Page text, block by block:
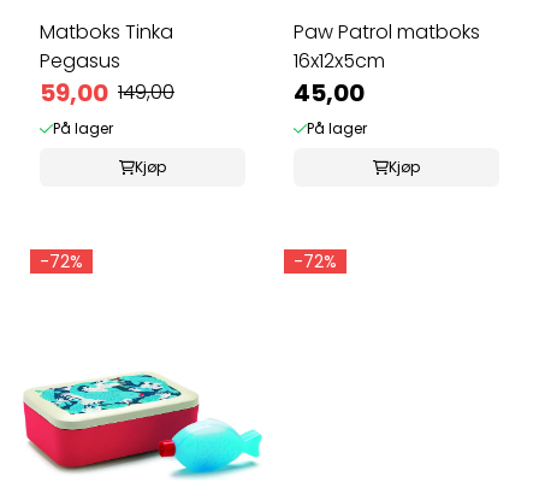
Matboks Tinka
Pegasus
59,00 149,00
På lager
Kjøp
Paw Patrol matboks
16x12x5cm
45,00
På lager
Kjøp
-72% -72%